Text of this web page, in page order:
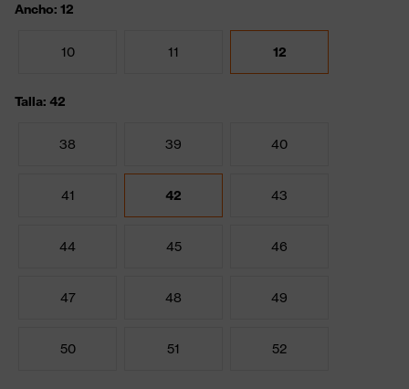
Ancho: 12
10 11 12
Talla: 42
38 39 40
41 42 43
44 45 46
47 48 49
50 51 52